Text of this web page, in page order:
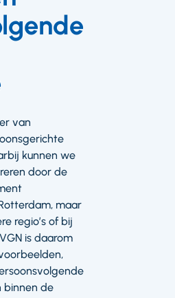
van
kunnen we
door de
maar
regio’s of bij
is daarom
binnen de